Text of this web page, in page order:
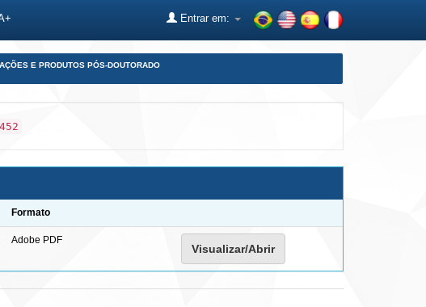
Entrar em:
E PRODUTOS PÓS-DOUTORADO
Formato
Adobe PDF
Visualizar/Abrir